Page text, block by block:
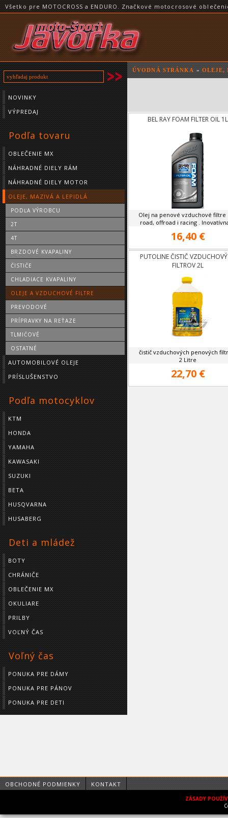
Všetko pre MOTOCROSS a ENDURO. Značkové motocrosové
NOVINKY
VÝPREDAJ
Podľa tovaru
OBLEČENIE MX
NÁHRADNÉ DIELY RÁM
NÁHRADNÉ DIELY MOTOR
OLEJE, MAZIVÁ A LEPIDLÁ
PODĽA VÝROBCU
2T
4T
BRZDOVÉ KVAPALINY
ČISTIČE
CHLADIACE KVAPALINY
OLEJE A VZDUCHOVÉ FILTRE
PREVODOVÉ
PRÍPRAVKY NA REŤAZE
TLMIČOVÉ
OSTATNÉ
AUTOMOBILOVÉ OLEJE
PRÍSLUŠENSTVO
Podľa motocyklov
KTM
HONDA
YAMAHA
KAWASAKI
SUZUKI
BETA
HUSQVARNA
HUSABERG
Deti a mládež
BOTY
CHRÁNIČE
OBLEČENIE MX
OKULIARE
PRILBY
VOĽNÝ ČAS
Voľný čas
PONUKA PRE DÁMY
PONUKA PRE PÁNOV
PONUKA PRE DETI
ÚVODNÁ STRÁNKA » OLEJE,
BEL RAY FOAM FILTER OIL 1L
Olej na penové vzduchové filtre
road, offroad i racing .
16,40 €
PUTOLINE ČISTIČ
FILTROV 2L
čistič vzduchových penových
2 Litre
22,70 €
OBCHODNÉ PODMIENKY KONTAKT
ZÁSADY